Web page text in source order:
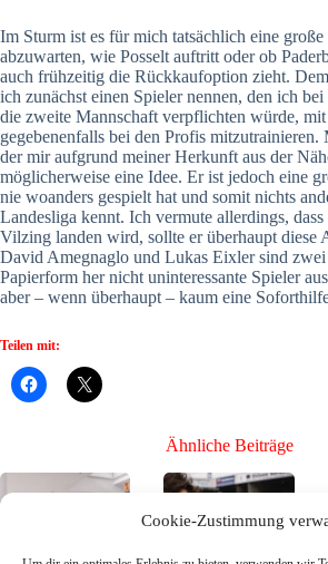
Cookie-Zustimmung
Im Sturm ist es für mich tatsächlich eine
abzuwarten, wie Posselt auftritt oder ob
auch frühzeitig die Rückkaufoption zieht.
ich zunächst einen Spieler nennen, den ich
die zweite Mannschaft verpflichten würde,
gegebenenfalls bei den Profis
der mir aufgrund meiner Herkunft aus der
möglicherweise eine Idee. Er ist jedoch eine
nie woanders gespielt hat und somit nichts
Landesliga kennt. Ich vermute allerdings,
Vilzing landen wird, sollte er überhaupt diese
David Amegnaglo und Lukas Eixler sind
Papierform her nicht uninteressante Spieler
aber – wenn überhaupt – kaum eine
Teilen mit:
Ähnliche Beiträge